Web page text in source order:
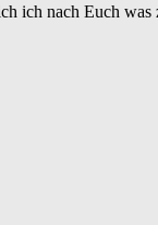
ich nach Euch was